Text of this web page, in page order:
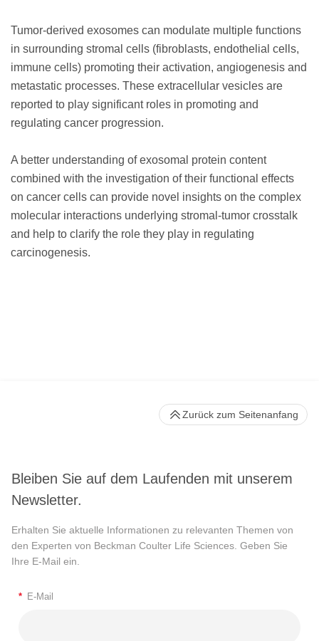
Tumor-derived exosomes can modulate multiple functions
in surrounding stromal cells (fibroblasts, endothelial cells,
immune cells) promoting their activation, angiogenesis and
metastatic processes. These extracellular vesicles are
reported to play significant roles in promoting and
regulating cancer progression.
A better understanding of exosomal protein content
combined with the investigation of their functional effects
on cancer cells can provide novel insights on the complex
molecular interactions underlying stromal-tumor crosstalk
and help to clarify the role they play in regulating
carcinogenesis.
Bleiben Sie auf dem Laufenden mit unserem
Newsletter.
Erhalten Sie aktuelle Informationen zu relevanten Themen von
den Experten von Beckman Coulter Life Sciences. Geben Sie
Ihre E-Mail ein.
* E-Mail
Zurück zum Seitenanfang